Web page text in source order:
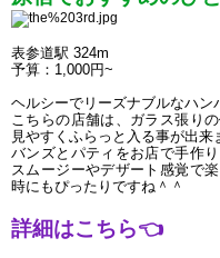
表参道駅 324m
予算：1,000円~
ヘルシーでリーズナブルなハン
こちらの店舗は、ガラス張り
見やすくふらっと入る事が出来
バンズとパティをお店で手作
スムージーやデザート感覚で
時にもぴったりですね＾＾
詳細はこちら👈